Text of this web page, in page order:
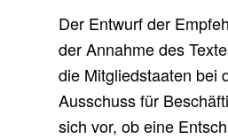
Der Entwurf der
der Annahme des
die Mitgliedstaaten bei
Ausschuss für
sich vor, ob eine